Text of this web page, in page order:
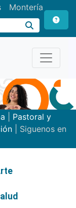
Montería
Pastoral y
| Siguenos en